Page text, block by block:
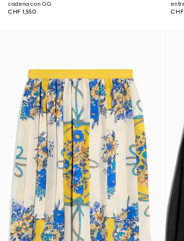
cadena con GG
CHF 1,550